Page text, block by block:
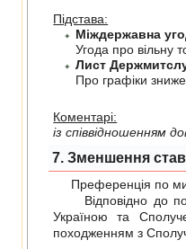
Підстава:
Угода про вiльну
Лист
Про графiки
Коментарі:
із співвідношенням
7. Зменшення
Преференція по
Відповідно до
Україною та
походженням з